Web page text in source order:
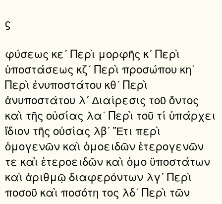
ϛ
φύσεως κεʹ Περὶ μορφῆς κʹ Περὶ
ὑποστάσεως κζʹ Περὶ προσώπου κηʹ
Περὶ ἐνυποστάτου κθʹ Περὶ
ἀνυποστάτου λʹ ∆ιαίρεσις τοῦ ὄντος
καὶ τῆς οὐσίας λαʹ Περὶ τοῦ τί ὑπάρχει
ἴδιον τῆς οὐσίας λβʹ Ἔτι περὶ
ὁμογενῶν καὶ ὁμοειδῶν ἑτερογενῶν
τε καὶ ἑτεροειδῶν καὶ ὁμο ϋποστάτων
καὶ ἀριθμῷ διαφερόντων λγʹ Περὶ
ποσοῦ καὶ ποσότη τος λδʹ Περὶ τῶν